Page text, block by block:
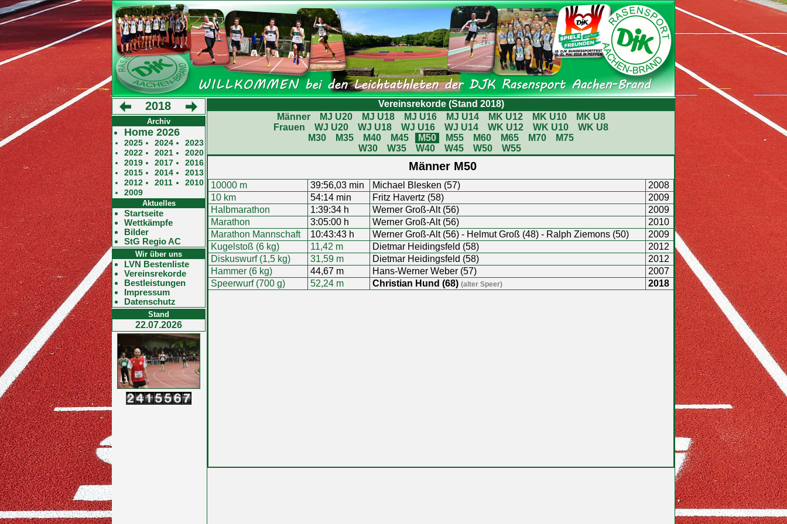
2018
Archiv
Home 2026
2025 2024
2023
2022
2021
2020
2019
2017
2016
2015
2014
2013
2012
2011
2010
2009
Aktuelles
Startseite
Wettkämpfe
Bilder
StG Regio AC
Wir über uns
LVN Bestenliste
Vereinsrekorde
Bestleistungen
Impressum
Datenschutz
Stand
22.07.2026
Vereinsrekorde (Stand 2018)
Männer
MJ U20 MJ U18 MJ U16 MJ U14 MK U12 MK U10
MK U8
Frauen
WJ U20 WJ U18 WJ U16 WJ U14 WK U12 WK U10
WK U8
M30
M35 M40 M45 M50 M55 M60 M65 M70
M75
W30
W35 W40 W45 W50 W55
Männer M50
10000 m 39:56,03 min Michael Blesken (57)
2008
10 km
54:14 min Fritz Havertz (58)
2009
Halbmarathon
1:39:34 h Werner Groß-Alt (56)
2009
Marathon
3:05:00 h Werner Groß-Alt (56)
2010
Marathon Mannschaft
10:43:43 h Werner Groß-Alt (56) - Helmut Groß (48) - Ralph Ziemons (50)
2009
Kugelstoß (6 kg)
11,42 m Dietmar Heidingsfeld (58)
2012
Diskuswurf (1,5 kg)
31,59 m Dietmar Heidingsfeld (58)
2012
Hammer (6 kg)
44,67 m Hans-Werner Weber (57)
2007
Speerwurf (700 g)
52,24 m Christian Hund (68) (alter Speer) 2018